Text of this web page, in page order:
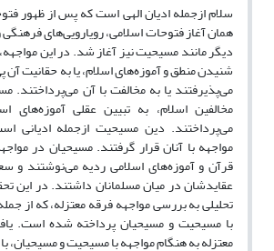
سلام ازجمله ادیان الهی است که پس از ظهور
همان آغاز فتوحات اسلامی، ‏رویارویی‌های فرهنگی
دیگر مانند مسیحیت نیز آغاز شد. در این مواجهه،
شنیدن منطق و آموزه‌های ‏اسلام، یا به حقانیت آن
می‌پذیرفتند یا به مخالفت با آن می‌پرداختند.
‏مخالفین اسلام، به ‏تبیین عقلی آموزه‌های
می‌پرداختند. دین مسیحیت ازجمله ادیانی
‏مواجهه با آنان قرار گرفتند. مسیحیان ‏در
قرآن و آموزه‌های اسلامی ردیه می‌نوشتند و
عقایدشان در میان ‏مسلمانان داشتند.‏ در این
تحلیلی به بررسی مواجهه فرقه معتزله، که از
با مسیحیت و مسیحیان پرداخته شده است.
معتزله به هنگام مواجهه ‏با مسیحیت و مسیحیان،